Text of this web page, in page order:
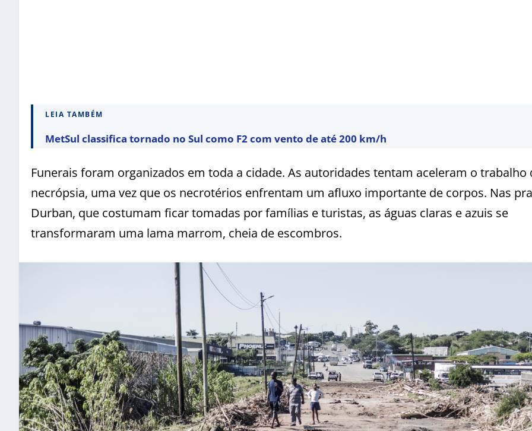
LEIA TAMBÉM
MetSul classifica tornado no Sul como F2 com vento de até 200 km/h
Funerais foram organizados em toda a cidade. As autoridades tentam aceleram o trabalho
necrópsia, uma vez que os necrotérios enfrentam um afluxo importante de corpos. Nas
Durban, que costumam ficar tomadas por famílias e turistas, as águas claras e azuis se
transformaram uma lama marrom, cheia de escombros.